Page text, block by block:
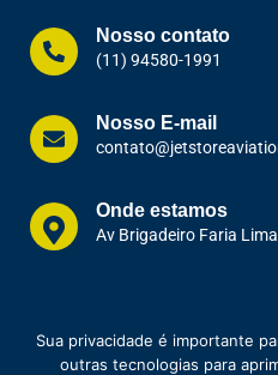
Nosso contato
(11) 94580-1991
Nosso E-mail
Onde estamos
Av Brigadeiro Faria
Copyright © 2023. Todos os direitos
Sua privacidade é importante
outras tecnologias para